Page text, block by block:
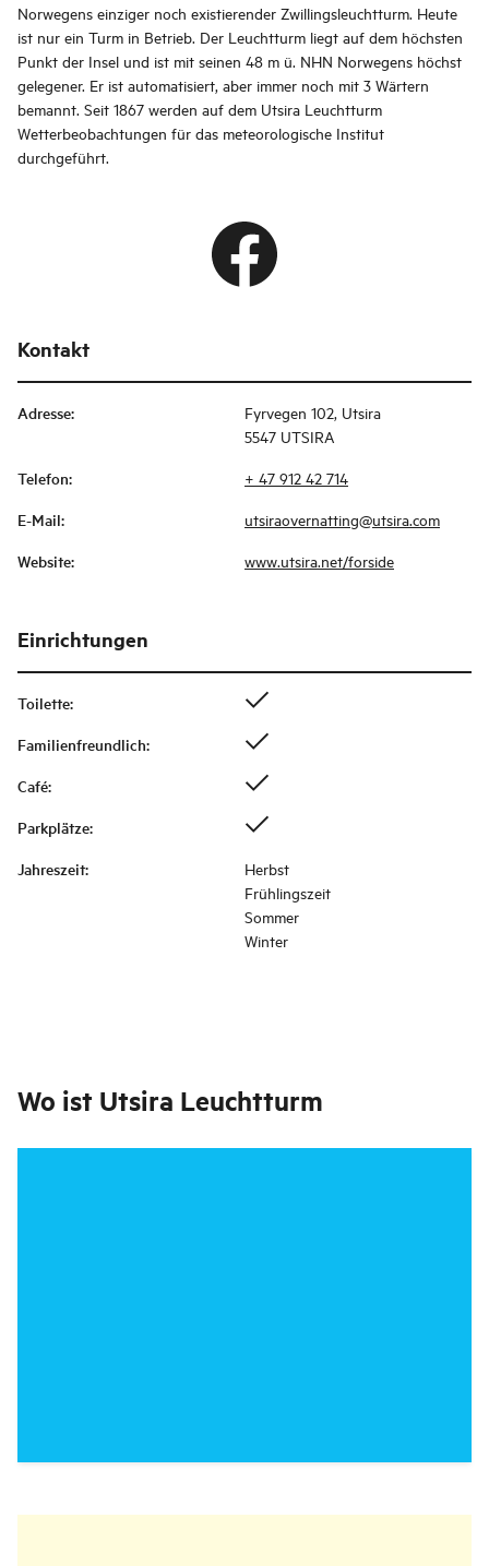
Norwegens einziger noch existierender Zwillingsleuchtturm. Heute
ist nur ein Turm in Betrieb. Der Leuchtturm liegt auf dem höchsten
Punkt der Insel und ist mit seinen 48 m ü. NHN Norwegens höchst
gelegener. Er ist automatisiert, aber immer noch mit 3 Wärtern
bemannt. Seit 1867 werden auf dem Utsira Leuchtturm
Wetterbeobachtungen für das meteorologische Institut
durchgeführt.
Kontakt
Adresse:
Fyrvegen 102, Utsira
5547 UTSIRA
Telefon: + 47 912 42 714
E-Mail: utsiraovernatting@utsira.com
Website: www.utsira.net/forside
Einrichtungen
Toilette:
Familienfreundlich:
Café:
Parkplätze:
Jahreszeit:
Herbst
Frühlingszeit
Sommer
Winter
Wo ist Utsira Leuchtturm